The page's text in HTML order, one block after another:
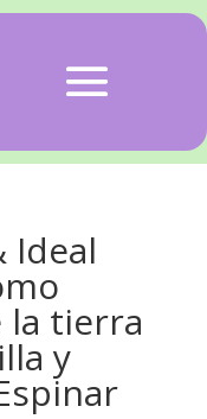
Ideal
la tierra
y